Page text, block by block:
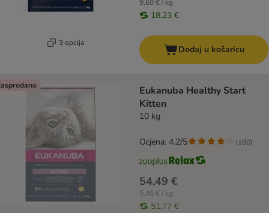
3 opcija
9,60 € / kg
18,23 €
Dodaj u košaricu
Eukanuba Healthy Start
Kitten
10 kg
54,49 €
5,45 € / kg
51,77 €
Ocjena: 4.2/5 (180)